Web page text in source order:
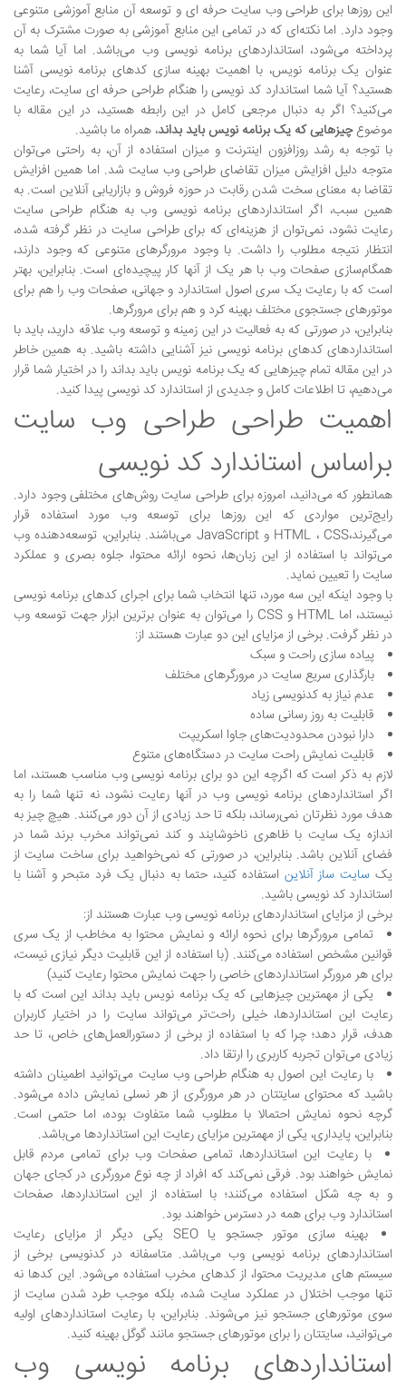
این روزها برای طراحی وب سایت حرفه ای و توسعه آن منابع آموزشی متنوعی
وجود دارد. اما نکته‌ای که در تمامی این منابع آموزشی به صورت مشترک به آن
پرداخته می‌شود، استانداردهای برنامه نویسی وب می‌باشد. اما آیا شما به
عنوان یک برنامه نویس، با اهمیت بهینه سازی کدهای برنامه نویسی آشنا
هستید؟ آیا شما استاندارد کد نویسی را هنگام طراحی حرفه ای سایت، رعایت
می‌کنید؟ اگر به دنبال مرجعی کامل در این رابطه هستید، در این مقاله با
موضوعچیزهایی که یک برنامه نویس باید بداند، همراه ما باشید.
با توجه به رشد روزافزون اینترنت و میزان استفاده از آن، به راحتی می‌توان
متوجه دلیل افزایش میزان تقاضای طراحی وب سایت شد. اما همین افزایش
تقاضا به معنای سخت شدن رقابت در حوزه فروش و بازاریابی آنلاین است. به
همین سبب، اگر استانداردهای برنامه نویسی وب به هنگام طراحی سایت
رعایت نشود، نمی‌توان از هزینه‌ای که برای طراحی سایت در نظر گرفته شده،
انتظار نتیجه مطلوب را داشت. با وجود مرورگرهای متنوعی که وجود دارند،
همگام‌سازی صفحات وب با هر یک از آنها کار پیچیده‌ای است. بنابراین، بهتر
است که با رعایت یک سری اصول استاندارد و جهانی، صفحات وب را هم برای
موتورهای جستجوی مختلف بهینه کرد و هم برای مرورگرها.
بنابراین، در صورتی که به فعالیت در این زمینه و توسعه وب علاقه دارید، باید با
استانداردهای کدهای برنامه نویسی نیز آشنایی داشته باشید. به همین خاطر
در این مقاله تمام چیزهایی که یک برنامه نویس باید بداند را در اختیار شما قرار
می‌دهیم، تا اطلاعات کامل و جدیدی از استاندارد کد نویسی پیدا کنید.
اهمیت طراحی طراحی وب سایت
براساس استاندارد کد نویسی
همانطور که می‌دانید، امروزه برای طراحی سایت روش‌های مختلفی وجود دارد.
رایج‌ترین مواردی که این روزها برای توسعه وب مورد استفاده قرار
می‌گیرند،HTML ، CSS و JavaScript می‌باشند. بنابراین، توسعه‌دهنده وب
می‌تواند با استفاده از این زبان‌ها، نحوه ارائه محتوا، جلوه بصری و عملکرد
سایت را تعیین نماید.
با وجود اینکه این سه مورد، تنها انتخاب شما برای اجرای کدهای برنامه نویسی
نیستند، اما HTML و CSS را می‌توان به عنوان برترین ابزار جهت توسعه وب
در نظر گرفت. برخی از مزایای این دو عبارت هستند از:
پیاده سازی راحت و سبک
بارگذاری سریع سایت در مرورگرهای مختلف
عدم نیاز به کدنویسی زیاد
قابلیت به روز رسانی ساده
دارا نبودن محدودیت‌های جاوا اسکریپت
قابلیت نمایش راحت سایت در دستگاه‌های متنوع
لازم به ذکر است که اگرچه این دو برای برنامه نویسی وب مناسب هستند، اما
اگر استانداردهای برنامه نویسی وب در آنها رعایت نشود، نه تنها شما را به
هدف مورد نظرتان نمی‌رساند، بلکه تا حد زیادی از آن دور می‌کنند. هیچ چیز به
اندازه یک سایت با ظاهری ناخوشایند و کند نمی‌تواند مخرب برند شما در
فضای آنلاین باشد. بنابراین، در صورتی که نمی‌خواهید برای ساخت سایت از
یک سایت ساز آنلاین استفاده کنید، حتما به دنبال یک فرد متبحر و آشنا با
استاندارد کد نویسی باشید.
برخی از مزایای استانداردهای برنامه نویسی وب عبارت هستند از:
تمامی مرورگرها برای نحوه ارائه و نمایش محتوا به مخاطب از یک سری
قوانین مشخص استفاده می‌کنند. (با استفاده از این قابلیت دیگر نیازی نیست،
برای هر مرورگر استانداردهای خاصی را جهت نمایش محتوا رعایت کنید)
یکی از مهمترین چیزهایی که یک برنامه نویس باید بداند این است که با
رعایت این استانداردها، خیلی راحت‌تر می‌تواند سایت را در اختیار کاربران
هدف، قرار دهد؛ چرا که با استفاده از برخی از دستورالعمل‌های خاص، تا حد
زیادی می‌توان تجربه کاربری را ارتقا داد.
با رعایت این اصول به هنگام طراحی وب سایت می‌توانید اطمینان داشته
باشید که محتوای سایتتان در هر مرورگری از هر نسلی نمایش داده می‌شود.
گرچه نحوه نمایش احتمالا با مطلوب شما متفاوت بوده، اما حتمی است.
بنابراین، پایداری، یکی از مهمترین مزایای رعایت این استانداردها می‌باشد.
با رعایت این استانداردها، تمامی صفحات وب برای تمامی مردم قابل
نمایش خواهند بود. فرقی نمی‌کند که افراد از چه نوع مرورگری در کجای جهان
و به چه شکل استفاده می‌کنند؛ با استفاده از این استانداردها، صفحات
استاندارد وب برای همه در دسترس خواهند بود.
بهینه سازی موتور جستجو یا SEO یکی دیگر از مزایای رعایت
استانداردهای برنامه نویسی وب می‌باشد. متاسفانه در کدنویسی برخی از
سیستم های مدیریت محتوا، از کدهای مخرب استفاده می‌شود. این کدها نه
تنها موجب اختلال در عملکرد سایت شده، بلکه موجب طرد شدن سایت از
سوی موتورهای جستجو نیز می‌شوند. بنابراین، با رعایت استانداردهای اولیه
می‌توانید، سایتتان را برای موتورهای جستجو مانند گوگل بهینه کنید.
استانداردهای برنامه نویسی وب